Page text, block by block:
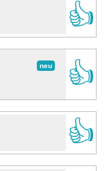
👍
neu
👍
👍